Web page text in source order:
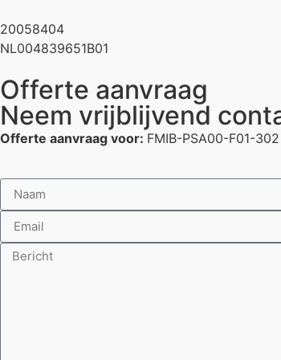
20058404
NL004839651B01
Offerte aanvraag
Neem vrijblijvend
Offerte aanvraag voor: FMIB-PSA00-F01-302